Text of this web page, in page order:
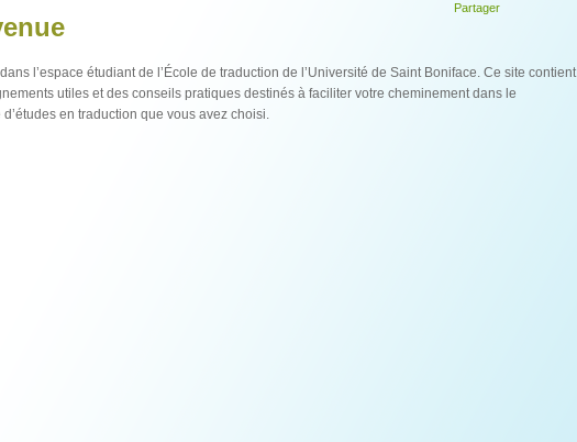
Partager
l’espace étudiant de l’École de traduction de l’Université de Saint Boniface. Ce site contient
utiles et des conseils pratiques destinés à faciliter votre cheminement dans le
en traduction que vous avez choisi.